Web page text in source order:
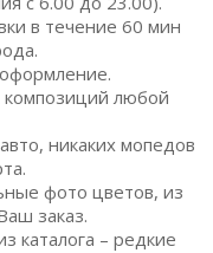
в течение 60 мин
композиций любой
никаких мопедов
фото цветов, из
заказ.
каталога – редкие